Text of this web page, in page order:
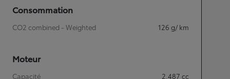
Consommation
CO2 combined - Weighted 126 g/ km
Moteur
Capacité 2.487 cc